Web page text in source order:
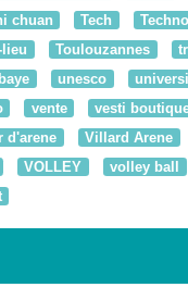
chuan Tech
Toulouzannes
unesco
vente vesti
d'arene Villard Arene
VOLLEY volley ball